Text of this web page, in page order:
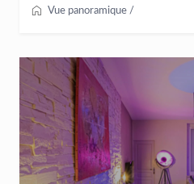
Vue panoramique /